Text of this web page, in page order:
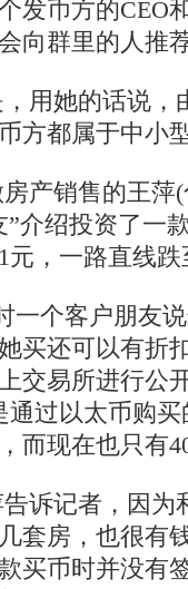
发币方的CEO
向群里的人推荐
她的话说，
方都属于中小型
销售的王萍(
”介绍投资了一
元，一路直线跌
个客户朋友说
买还可以有折
交易所进行公
通过以太币购
而现在也只有
记者，因为和
套房，也很有
买币时并没有